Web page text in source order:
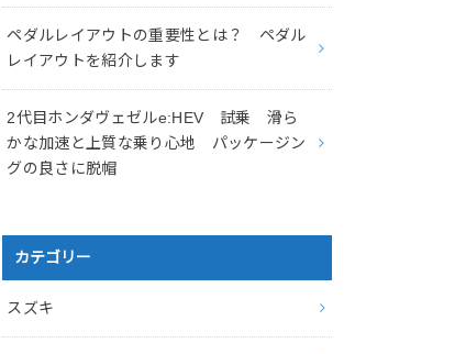
ペダルレイアウトの重要性とは？ ペダル
レイアウトを紹介します
2代目ホンダヴェゼルe:HEV 試乗 滑ら
かな加速と上質な乗り心地 パッケージン
グの良さに脱帽
カテゴリー
スズキ